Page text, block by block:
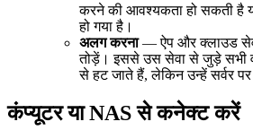
करने की आवश्यकता हो सकती है
हो गया है।
अलग करना— ऐप और क्लाउड
तोड़ें। इससे उस सेवा से जुड़े सभी
से हट जाते हैं, लेकिन उन्हें सर्वर पर
कंप्यूटर या NAS से कनेक्ट करें